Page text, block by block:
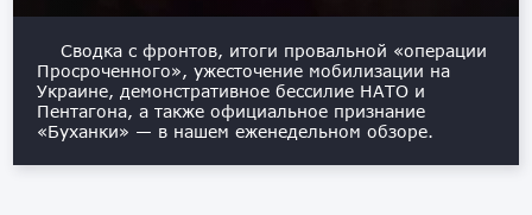
Сводка с фронтов, итоги провальной «операции
Просроченного», ужесточение мобилизации на
Украине, демонстративное бессилие НАТО и
Пентагона, а также официальное признание
«Буханки» — в нашем еженедельном обзоре.